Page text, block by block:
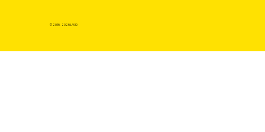
© 2015- 2025 LV3D